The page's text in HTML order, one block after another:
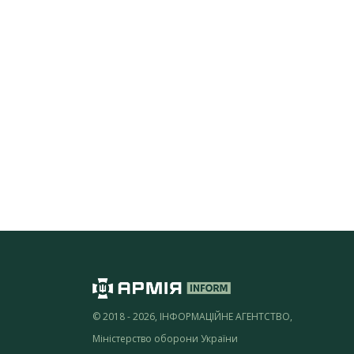
© 2018 - 2026, ІНФОРМАЦІЙНЕ АГЕНТСТВО,
Міністерство оборони України